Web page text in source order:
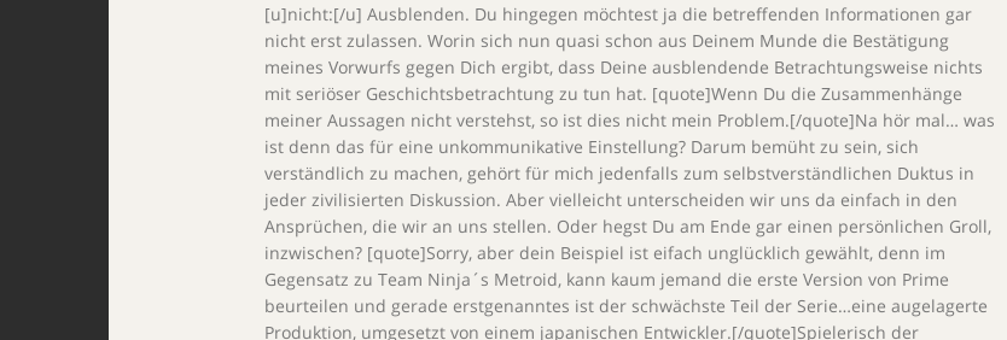
[u]nicht:[/u] Ausblenden. Du hingegen möchtest ja die betreffenden Informationen gar
nicht erst zulassen. Worin sich nun quasi schon aus Deinem Munde die Bestätigung
meines Vorwurfs gegen Dich ergibt, dass Deine ausblendende Betrachtungsweise nichts
mit seriöser Geschichtsbetrachtung zu tun hat. [quote]Wenn Du die Zusammenhänge
meiner Aussagen nicht verstehst, so ist dies nicht mein Problem.[/quote]Na hör mal… was
ist denn das für eine unkommunikative Einstellung? Darum bemüht zu sein, sich
verständlich zu machen, gehört für mich jedenfalls zum selbstverständlichen Duktus in
jeder zivilisierten Diskussion. Aber vielleicht unterscheiden wir uns da einfach in den
Ansprüchen, die wir an uns stellen. Oder hegst Du am Ende gar einen persönlichen Groll,
inzwischen? [quote]Sorry, aber dein Beispiel ist eifach unglücklich gewählt, denn im
Gegensatz zu Team Ninja´s Metroid, kann kaum jemand die erste Version von Prime
beurteilen und gerade erstgenanntes ist der schwächste Teil der Serie…eine augelagerte
Produktion, umgesetzt von einem japanischen Entwickler.[/quote]Spielerisch der